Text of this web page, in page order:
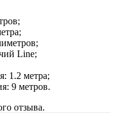
Line;
1.2 метра;
9 метров.
отзыва.